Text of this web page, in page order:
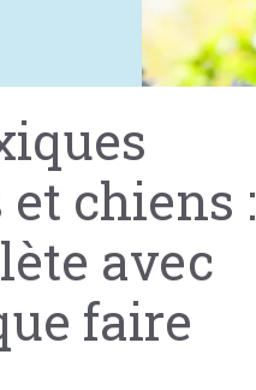
chiens :
avec
faire